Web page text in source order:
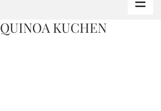
QUINOA KUCHEN